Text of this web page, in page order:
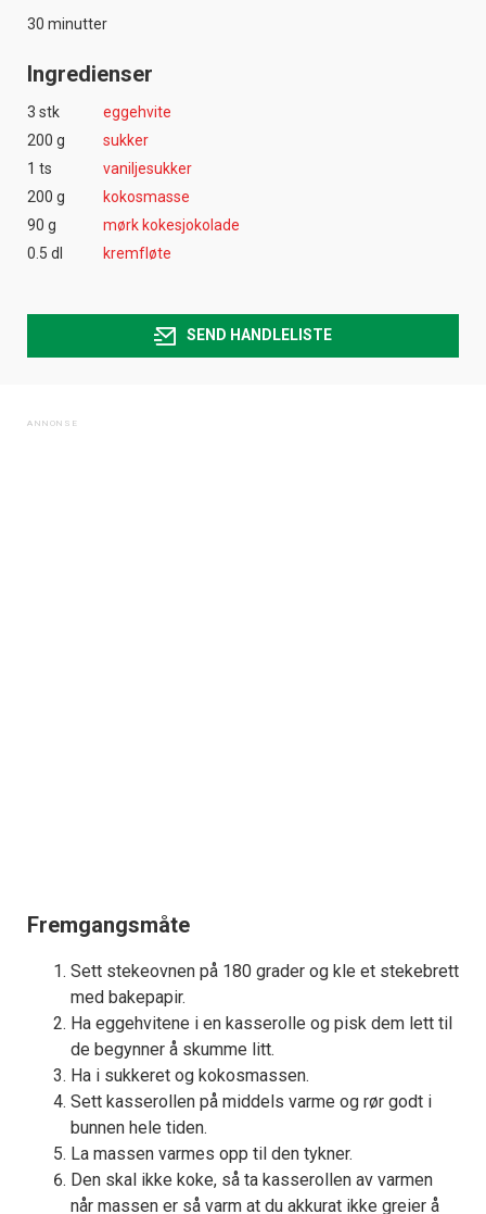
30 minutter
Ingredienser
3 stk
eggehvite
200 g
sukker
1 ts
vaniljesukker
200 g
kokosmasse
90 g
mørk kokesjokolade
0.5 dl
kremfløte
SEND HANDLELISTE
Fremgangsmåte
Sett stekeovnen på 180 grader og kle et stekebrett
med bakepapir.
Ha eggehvitene i en kasserolle og pisk dem lett til
de begynner å skumme litt.
Ha i sukkeret og kokosmassen.
Sett kasserollen på middels varme og rør godt i
bunnen hele tiden.
La massen varmes opp til den tykner.
Den skal ikke koke, så ta kasserollen av varmen
når massen er så varm at du akkurat ikke greier å